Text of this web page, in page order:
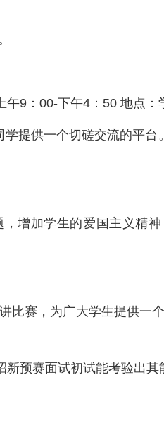
9：00-下午4：50 地点：
提供一个切磋交流的平
增加学生的爱国主义精
比赛，为广大学生提供一
预赛面试初试能考验出其